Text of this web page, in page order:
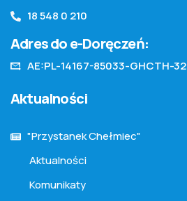
18 548 0 210
Adres do e-Doręczeń:
AE:PL-14167-85033-GHCTH-32
Aktualności
"Przystanek Chełmiec"
Aktualności
Komunikaty